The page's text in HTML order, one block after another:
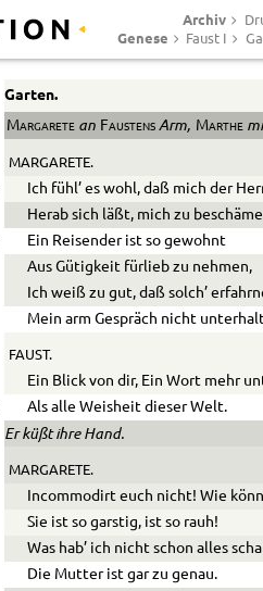
Archiv
Genese Faust I
Garten.
Margarete an Faustens Arm, Marthe
MARGARETE.
Ich fühl’ es wohl, daß mich der
Herab sich läßt, mich zu
Ein Reisender ist so gewohnt
Aus Gütigkeit fürlieb zu nehmen,
Ich weiß zu gut, daß solch’
Mein arm Gespräch nicht
FAUST.
Ein Blick von dir, Ein Wort mehr
Als alle Weisheit dieser Welt.
Er küßt ihre Hand.
MARGARETE.
Incommodirt euch nicht! Wie
Sie ist so garstig, ist so rauh!
Was hab’ ich nicht schon alles
Die Mutter ist gar zu genau.